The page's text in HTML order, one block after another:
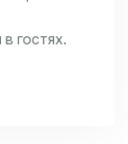
гостях.